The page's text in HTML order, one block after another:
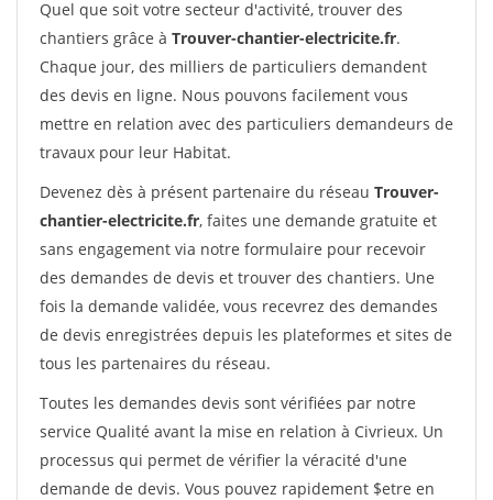
Quel que soit votre secteur d'activité, trouver des
chantiers grâce à Trouver-chantier-electricite.fr.
Chaque jour, des milliers de particuliers demandent
des devis en ligne. Nous pouvons facilement vous
mettre en relation avec des particuliers demandeurs de
travaux pour leur Habitat.
Devenez dès à présent partenaire du réseau Trouver-
chantier-electricite.fr, faites une demande gratuite et
sans engagement via notre formulaire pour recevoir
des demandes de devis et trouver des chantiers. Une
fois la demande validée, vous recevrez des demandes
de devis enregistrées depuis les plateformes et sites de
tous les partenaires du réseau.
Toutes les demandes devis sont vérifiées par notre
service Qualité avant la mise en relation à Civrieux. Un
processus qui permet de vérifier la véracité d'une
demande de devis. Vous pouvez rapidement $etre en